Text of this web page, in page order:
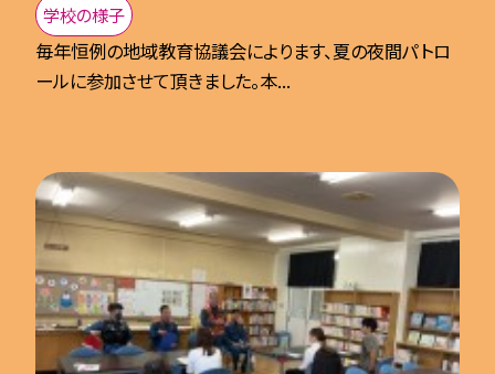
学校の様子
毎年恒例の地域教育協議会によります、夏の夜間パトロ
ールに参加させて頂きました。本...